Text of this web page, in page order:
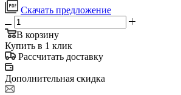
Скачать предложение
В корзину
Купить в 1 клик
Рассчитать доставку
Дополнительная скидка